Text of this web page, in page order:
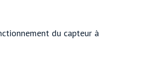
du capteur à